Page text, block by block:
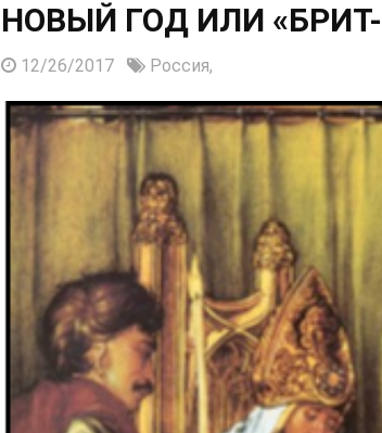
НОВЫЙ ГОД ИЛИ
12/26/2017 Россия,